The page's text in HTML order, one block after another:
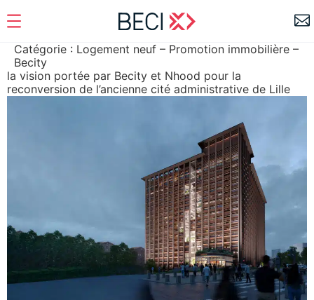
Catégorie : Logement neuf – Promotion immobilière –
Becity
la vision portée par Becity et Nhood pour la
reconversion de l’ancienne cité administrative de Lille